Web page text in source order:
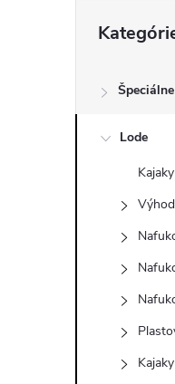
č
kategórie
Lode